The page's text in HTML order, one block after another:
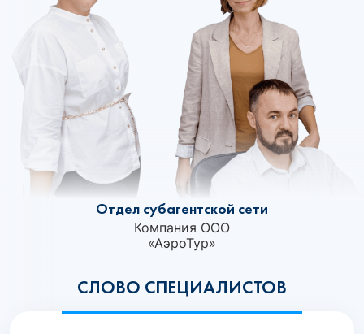
СЛОВО СПЕЦИАЛИСТОВ
Отдел субагентской сети
Компания ООО
«АэроТур»‎